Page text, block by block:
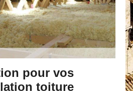
Des artisans
pour vos projets
Fillols